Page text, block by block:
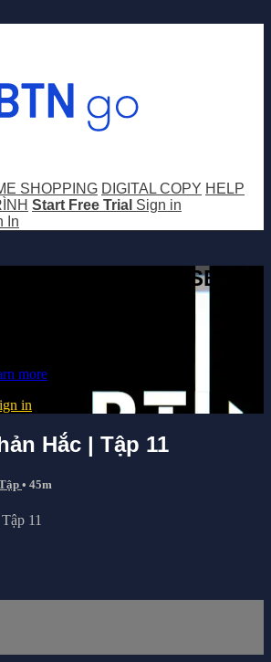
SHOPPING DIGITAL COPY HELP
Start Free Trial Sign in
In
and more on SBTN
more
in
Hắc | Tập 11
• 45m
11